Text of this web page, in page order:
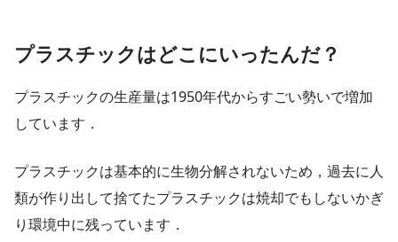
プラスチックはどこにいったんだ？
プラスチックの生産量は1950年代からすごい勢いで増加
しています．
プラスチックは基本的に生物分解されないため，過去に人
類が作り出して捨てたプラスチックは焼却でもしないかぎ
り環境中に残っています．